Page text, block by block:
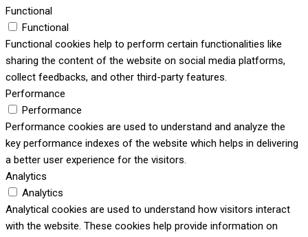
Functional
Functional
Functional cookies help to perform certain functionalities like
sharing the content of the website on social media platforms,
collect feedbacks, and other third-party features.
Performance
Performance
Performance cookies are used to understand and analyze the
key performance indexes of the website which helps in delivering
a better user experience for the visitors.
Analytics
Analytics
Analytical cookies are used to understand how visitors interact
with the website. These cookies help provide information on